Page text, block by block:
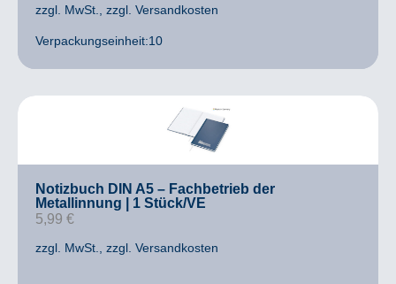
Verpackungseinheit:10
zzgl. MwSt., zzgl. Versandkosten
Notizbuch DIN A5 – Fachbetrieb der
Metallinnung | 1 Stück/VE
5,99 €
zzgl. MwSt. , zzgl. Versandkosten